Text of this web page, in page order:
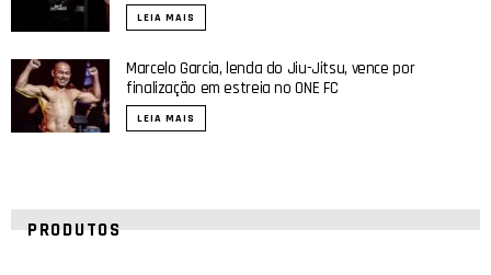
LEIA MAIS
Marcelo Garcia, lenda do Jiu-Jitsu, vence por
finalização em estreia no ONE FC
LEIA MAIS
PRODUTOS